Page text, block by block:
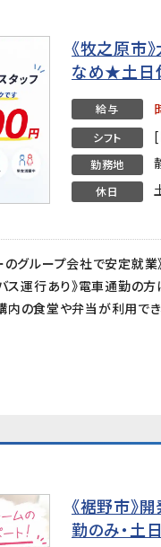
《牧之原市
なめ★土日
給与
シフト
勤務地
休日
《裾野市》
勤のみ・土